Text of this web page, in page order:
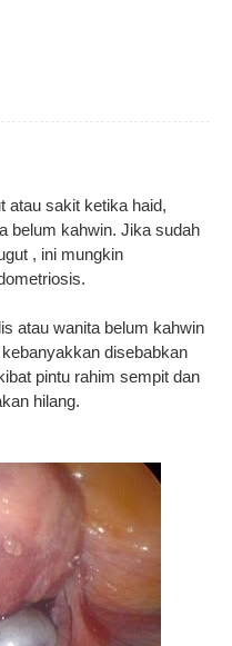
atau sakit ketika haid,
belum kahwin. Jika sudah
, ini mungkin
atau wanita belum kahwin
disebabkan
pintu rahim sempit dan
hilang.